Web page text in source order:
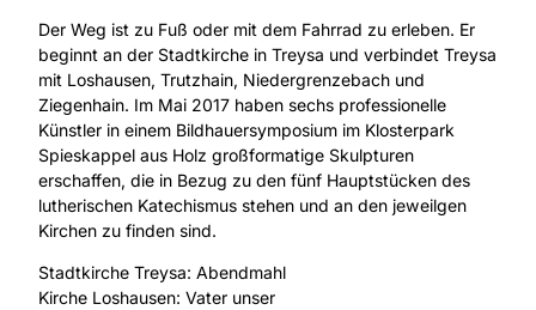
h
l
Der Weg ist zu Fuß oder mit dem Fahrrad zu erleben. Er
beginnt an der Stadtkirche in Treysa und verbindet Treysa
mit Loshausen, Trutzhain, Niedergrenzebach und
Ziegenhain. Im Mai 2017 haben sechs professionelle
Künstler in einem Bildhauersymposium im Klosterpark
Spieskappel aus Holz großformatige Skulpturen
erschaffen, die in Bezug zu den fünf Hauptstücken des
lutherischen Katechismus stehen und an den jeweilgen
Kirchen zu finden sind.
Stadtkirche Treysa: Abendmahl
Kirche Loshausen: Vater unser